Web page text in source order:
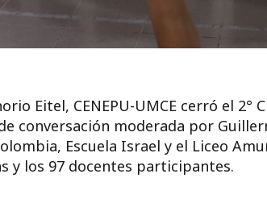
Eitel, CENEPU-UMCE cerró el 2°
conversación moderada por
Escuela Israel y el Liceo
y los 97 docentes participantes.